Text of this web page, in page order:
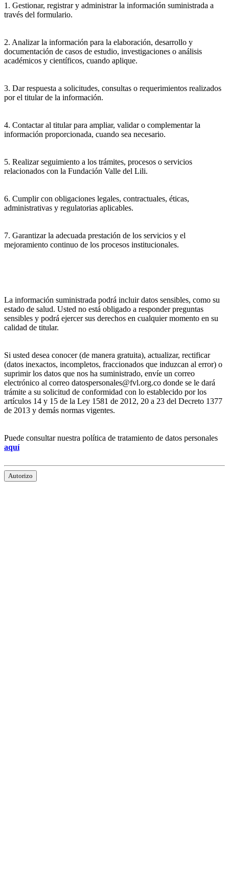
1. Gestionar, registrar y administrar la información suministrada a
través del formulario.
2. Analizar la información para la elaboración, desarrollo y
documentación de casos de estudio, investigaciones o análisis
académicos y científicos, cuando aplique.
3. Dar respuesta a solicitudes, consultas o requerimientos realizados
por el titular de la información.
4. Contactar al titular para ampliar, validar o complementar la
información proporcionada, cuando sea necesario.
5. Realizar seguimiento a los trámites, procesos o servicios
relacionados con la Fundación Valle del Lili.
6. Cumplir con obligaciones legales, contractuales, éticas,
administrativas y regulatorias aplicables.
7. Garantizar la adecuada prestación de los servicios y el
mejoramiento continuo de los procesos institucionales.
La información suministrada podrá incluir datos sensibles, como su
estado de salud. Usted no está obligado a responder preguntas
sensibles y podrá ejercer sus derechos en cualquier momento en su
calidad de titular.
Si usted desea conocer (de manera gratuita), actualizar, rectificar
(datos inexactos, incompletos, fraccionados que induzcan al error) o
suprimir los datos que nos ha suministrado, envíe un correo
electrónico al correo datospersonales@fvl.org.co donde se le dará
trámite a su solicitud de conformidad con lo establecido por los
artículos 14 y 15 de la Ley 1581 de 2012, 20 a 23 del Decreto 1377
de 2013 y demás normas vigentes.
Puede consultar nuestra política de tratamiento de datos personales
aquí
Autorizo